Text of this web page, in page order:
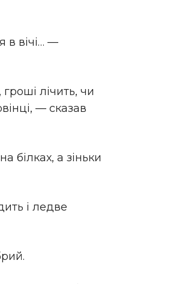
в вічі… —
лічить, чи
— сказав
білках, а зіньки
і ледве